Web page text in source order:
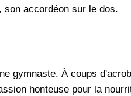
accordéon sur le dos.
gymnaste. À coups
honteuse pour la